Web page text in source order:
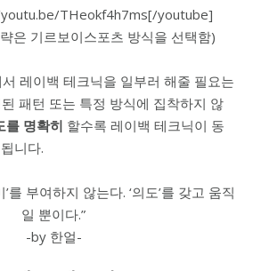
THeokf4h7ms[/youtube]
은 기르보이스포츠 방식을 선택함)
레이백 테크닉을 일부러 해줄 필요는
패턴 또는 특정 방식에 집착하지 않
를 명확히 할수록 레이백 테크닉이 동
니다.
를 부여하지 않는다. ‘의도’를 갖고 움직
일 뿐이다.”
-by 한얼-